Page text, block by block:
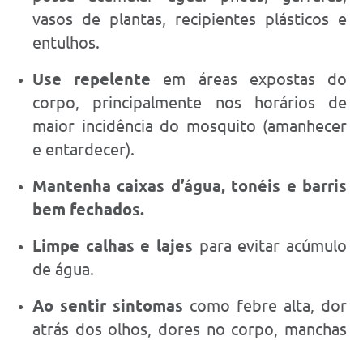
vasos de plantas, recipientes plásticos e
entulhos.
Use repelente em áreas expostas do
corpo, principalmente nos horários de
maior incidência do mosquito (amanhecer
e entardecer).
Mantenha caixas d’água, tonéis e barris
bem fechados.
Limpe calhas e lajes para evitar acúmulo
de água.
Ao sentir sintomas como febre alta, dor
atrás dos olhos, dores no corpo, manchas